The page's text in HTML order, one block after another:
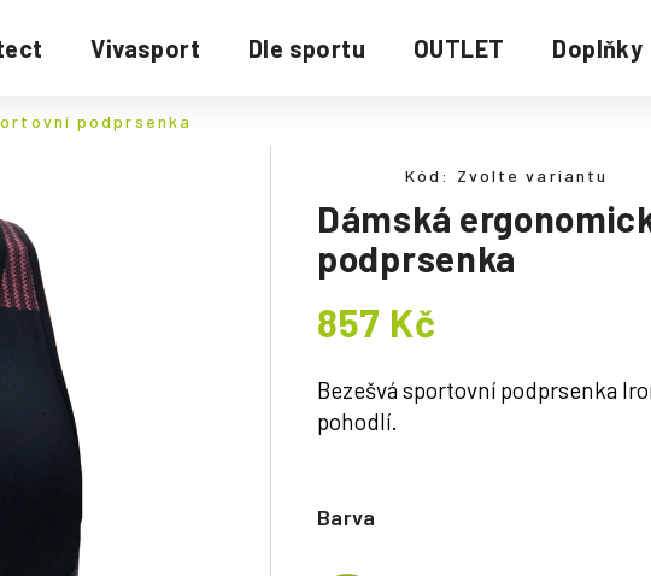
Vivasport Dle sportu OUTLET Doplňky
podprsenka
Dámská
podprsenka
Bezešvá sportovní podprsenka
pohodlí.
Barva
Kód: Zvolte variantu
857 Kč
cena: